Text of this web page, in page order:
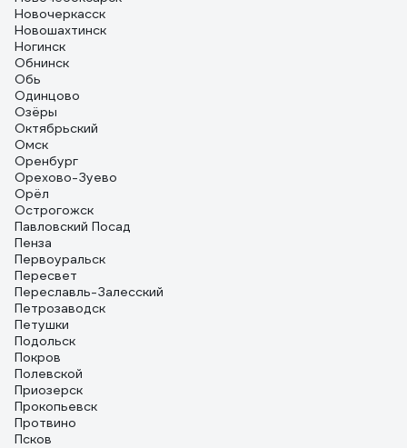
Новочеркасск
Новошахтинск
Ногинск
Обнинск
Обь
Одинцово
Озёры
Октябрьский
Омск
Оренбург
Орехово-Зуево
Орёл
Острогожск
Павловский Посад
Пенза
Первоуральск
Пересвет
Переславль-Залесский
Петрозаводск
Петушки
Подольск
Покров
Полевской
Приозерск
Прокопьевск
Протвино
Псков